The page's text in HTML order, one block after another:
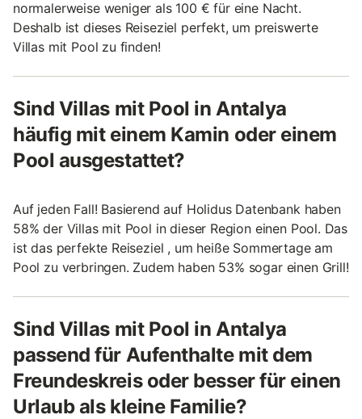
normalerweise weniger als 100 € für eine Nacht.
Deshalb ist dieses Reiseziel perfekt, um preiswerte
Villas mit Pool zu finden!
Sind Villas mit Pool in Antalya
häufig mit einem Kamin oder einem
Pool ausgestattet?
Auf jeden Fall! Basierend auf Holidus Datenbank haben
58% der Villas mit Pool in dieser Region einen Pool. Das
ist das perfekte Reiseziel , um heiße Sommertage am
Pool zu verbringen. Zudem haben 53% sogar einen Grill!
Sind Villas mit Pool in Antalya
passend für Aufenthalte mit dem
Freundeskreis oder besser für einen
Urlaub als kleine Familie?